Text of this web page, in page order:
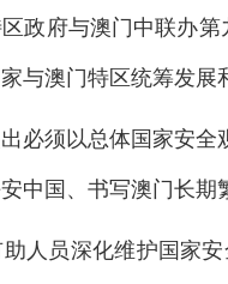
政府与澳门中联办
与澳门特区统筹发展
必须以总体国家安
中国、书写澳门长期
人员深化维护国家